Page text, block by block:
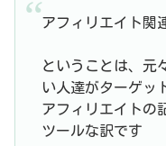
アフィリエイト関
ということは、元
い人達がターゲッ
アフィリエイトの
ツールな訳です